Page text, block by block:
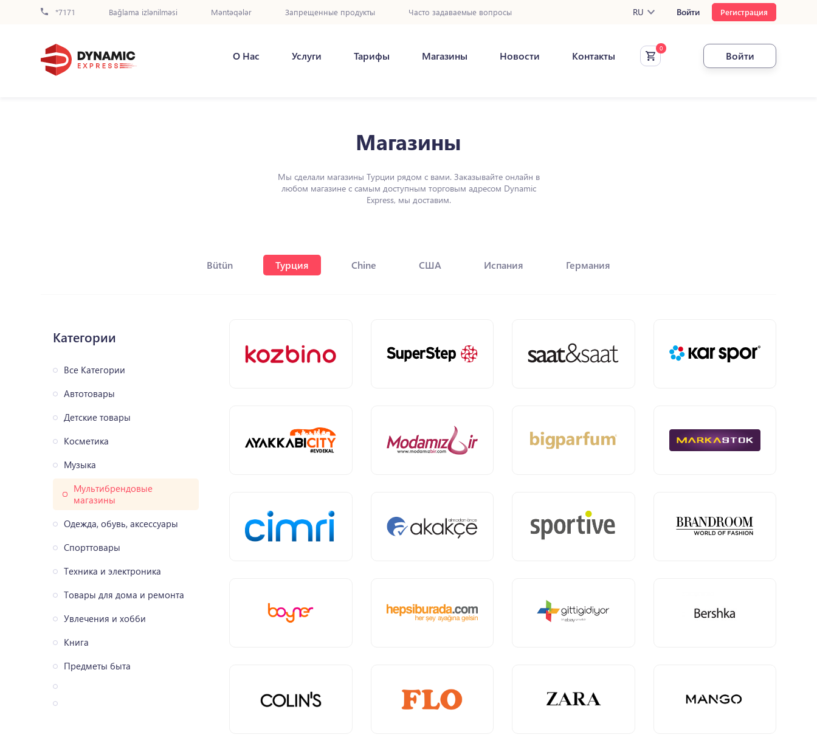
*7171 Bağlama izlənilməsi Məntəqələr Запрещенные продукты Часто задаваемые вопросы RU Войти Регистрация
О Нас Услуги Тарифы Магазины Новости Контакты Войти
Магазины
Мы сделали магазины Турции рядом с вами. Заказывайте онлайн в
любом магазине с самым доступным торговым адресом Dynamic
Express, мы доставим.
Bütün Турция Chine США Испания Германия
Категории
Все Категории
Автотовары
Детские товары
Косметика
Музыка
Мультибрендовые
магазины
Одежда, обувь, аксессуары
Спорттовары
Техника и электроника
Товары для дома и ремонта
Увлечения и хобби
Книга
Предметы быта